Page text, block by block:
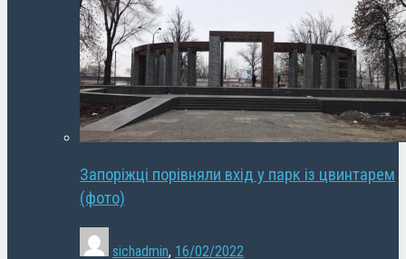
Запоріжці порівняли вхід у парк із цвинтарем
(фото)
sichadmin, 16/02/2022